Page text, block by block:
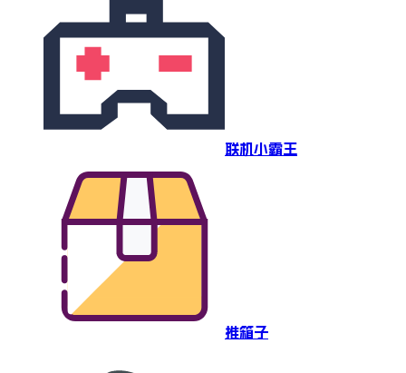
联机小霸王
推箱子